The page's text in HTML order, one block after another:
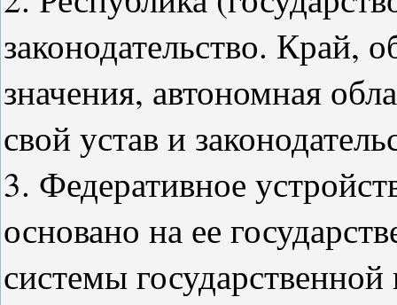
законодательство. Край,
значения, автономная
свой устав и
3. Федеративное
основано на ее
системы